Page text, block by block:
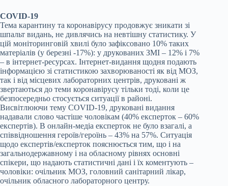
COVID-19
Тема карантину та коронавірусу продовжує зникати зі
шпальт видань, не дивлячись на невтішну статистику. У
цій моніторинговій хвилі було зафіксовано 10% таких
матеріалів (у березні -17%): у друкованих ЗМІ – 12% і 7%
– в інтернет-ресурсах. Інтернет-видання щодня подають
інформацією зі статистикою захворюваності як від МОЗ,
так і від місцевих лабораторних центрів, друковані ж
звертаються до теми коронавірусу тільки тоді, коли це
безпосередньо стосується ситуації в районі.
Висвітлюючи тему COVID-19, друковані видання
надавали слово частіше чоловікам (40% експерток – 60%
експертів). В онлайн-медіа експерток не було взагалі, а
співвідношення героїв/героїнь – 43% на 57%. Ситуація
щодо експертів/експерток пояснюється тим, що і на
загальнодержавному і на обласному рівнях основні
спікери, що надають статистичні дані і їх коментують –
чоловіки: очільник МОЗ, головний санітарний лікар,
очільник обласного лабораторного центру.